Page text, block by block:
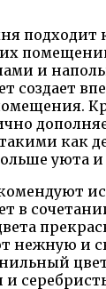
подходит
и
создает
как
уюта
в
нежную и
и